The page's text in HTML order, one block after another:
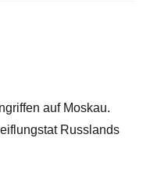
auf Moskau.
Russlands